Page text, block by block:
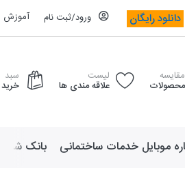
دانلود رایگان ورود/ثبت نام آموزش
مقایسه
محصولات
لیست
علاقه مندی ها
سبد
خرید
موبایل خدمات ساختمانی بانک